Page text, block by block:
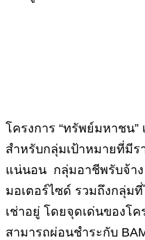
โครงการ “ทรัพย์มหาชน
สำหรับกลุ่มเป้าหมายที่มีร
แน่นอน กลุ่มอาชีพรับจ้า
มอเตอร์ไซด์ รวมถึงกลุ่ม
เช่าอยู่ โดยจุดเด่นของโ
สามารถผ่อนชำระกับ